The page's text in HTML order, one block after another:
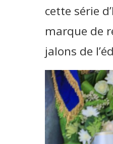
cette série
marque de
jalons de